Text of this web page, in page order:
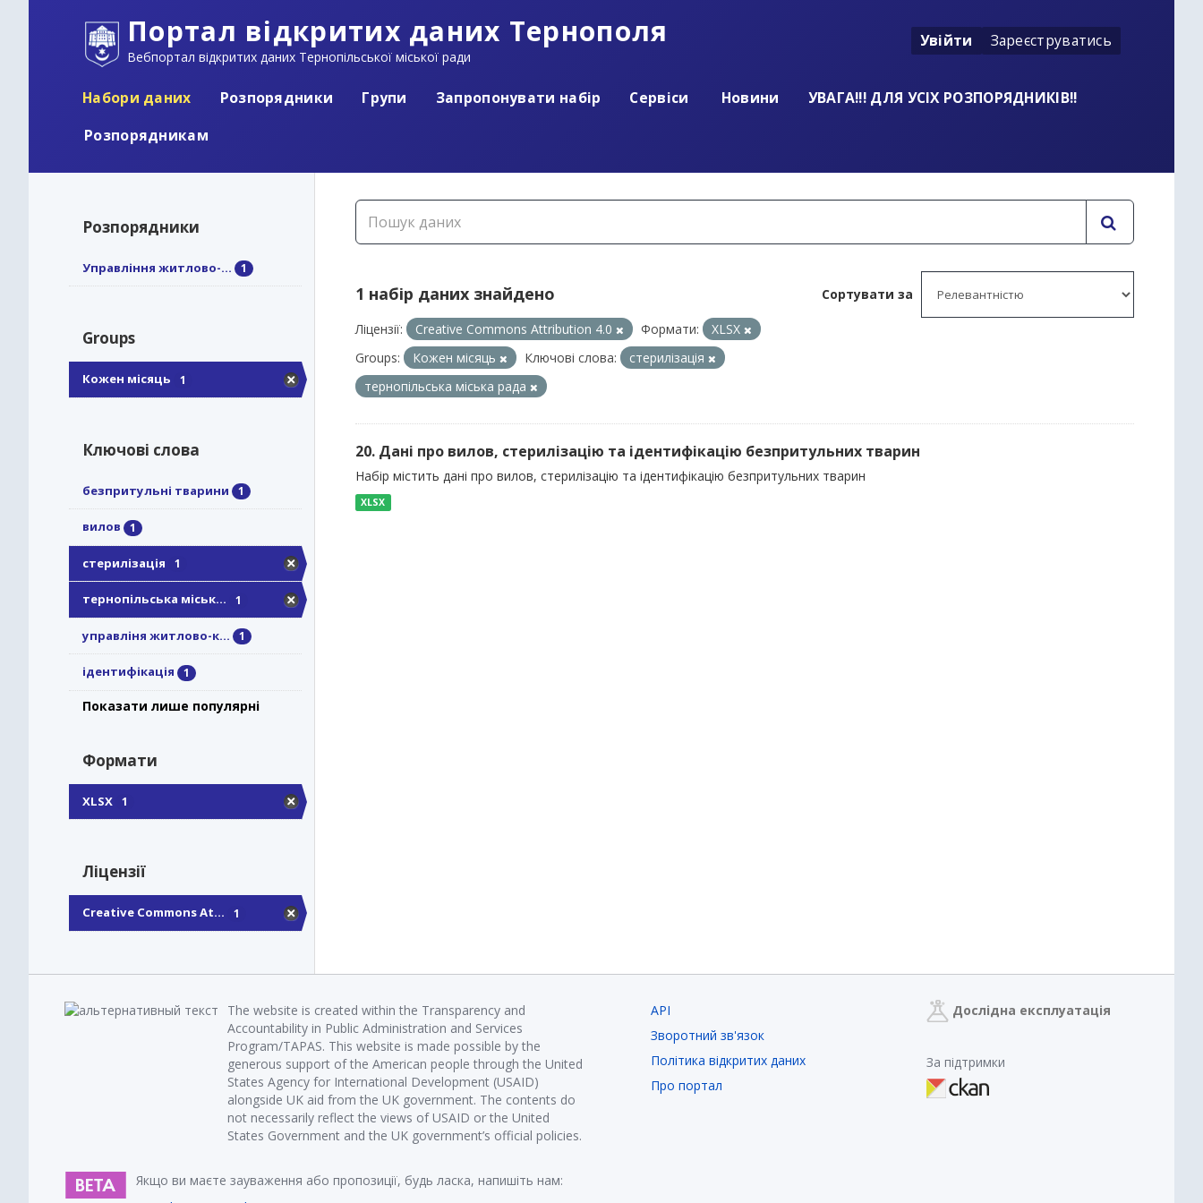
Портал відкритих даних Тернополя
Вебпортал відкритих даних Тернопільської міської ради
Увійти Зареєструватись
Набори даних Розпорядники Групи Запропонувати набір Сервіси Новини
УВАГА!!! ДЛЯ УСІХ РОЗПОРЯДНИКІВ!!
Розпорядникам
Розпорядники
Управління житлово-... 1
Groups
Кожен місяць 1
Ключові слова
безпритульні тварини 1
вилов 1
стерилізація 1
тернопільська міськ... 1
управліня житлово-к... 1
ідентифікація 1
Показати лише популярні
Формати
XLSX 1
Ліцензії
Creative Commons At... 1
Сортувати за
1 набір даних знайдено
Ліцензії: Creative Commons Attribution 4.0 Формати:
XLSX
Groups:
Кожен місяць Ключові слова:
стерилізація
тернопільська міська рада
20. Дані про вилов, стерилізацію та ідентифікацію безпритульних тварин
Набір містить дані про вилов, стерилізацію та ідентифікацію безпритульних тварин
XLSX
The website is created within the Transparency and
Accountability in Public Administration and Services
Program/TAPAS. This website is made possible by the
generous support of the American people through the United
States Agency for International Development (USAID)
alongside UK aid from the UK government. The contents do
not necessarily reflect the views of USAID or the United
States Government and the UK government’s official policies.
Якщо ви маєте зауваження або пропозиції, будь ласка, напишіть нам:
API
Зворотний зв'язок
Політика відкритих даних
Про портал
Дослідна експлуатація
За підтримки